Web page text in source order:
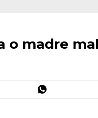
o madre